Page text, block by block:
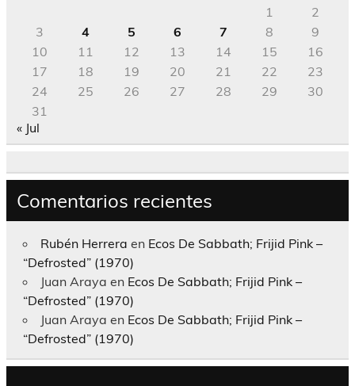
1
2
3
4 5 6 7 8
9
10
11 12 13 14 15
16
17
18 19 20 21 22
23
24
25 26 27 28 29
30
31
« Jul
Comentarios recientes
Rubén Herrera en Ecos De Sabbath; Frijid Pink –
“Defrosted” (1970)
Juan Araya en Ecos De Sabbath; Frijid Pink –
“Defrosted” (1970)
Juan Araya en Ecos De Sabbath; Frijid Pink –
“Defrosted” (1970)